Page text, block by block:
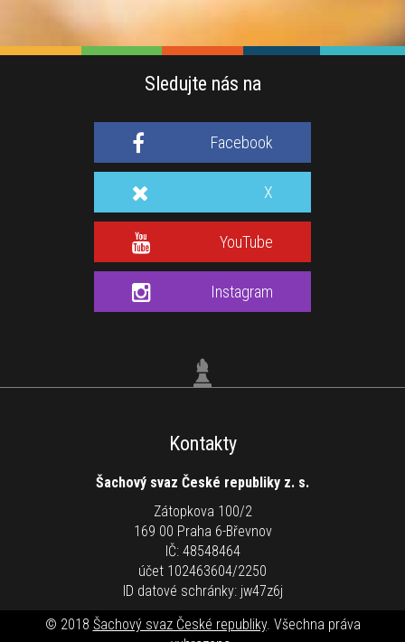
Sledujte nás na
Facebook
X
YouTube
Instagram
Kontakty
Šachový svaz České republiky z. s.
Zátopkova 100/2
169 00 Praha 6-Břevnov
IČ: 48548464
účet 102463604/2250
ID datové schránky: jw47z6j
© 2018 Šachový svaz České republiky. Všechna práva